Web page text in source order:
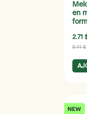
en
2.71
5.41 $